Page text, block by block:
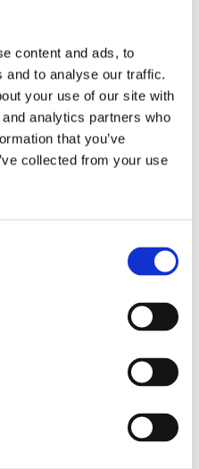
content and ads, to
and to analyse our traffic.
your use of our site with
analytics partners who
that you’ve
collected from your use
sich mit den Problemen
Diese Lösungen
Grad eine neue Art, mit
Aktuatorlösungen für
Es umfasst
ist, dass diese Lösungen
für die
zuverlässiger und